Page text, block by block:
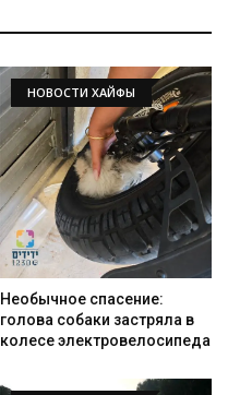
Искать
НОВОСТИ ХАЙФЫ
Необычное спасение:
голова собаки застряла в
колесе электровелосипеда